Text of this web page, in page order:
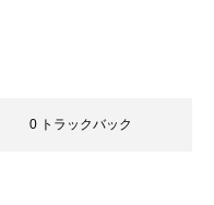
0 トラックバック